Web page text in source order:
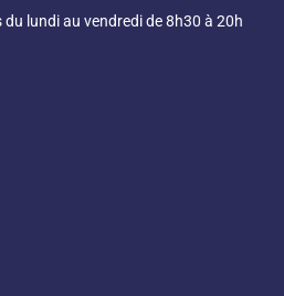
lundi au vendredi de 8h30 à 20h